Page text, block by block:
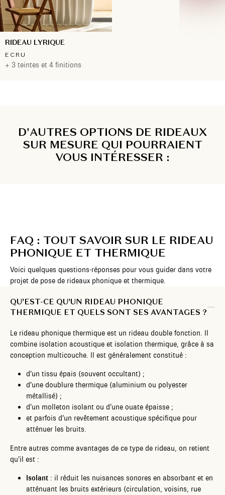
RIDEAU LYRIQUE
ECRU
+ 3 teintes et 4 finitions
D'AUTRES OPTIONS DE RIDEAUX
SUR MESURE QUI POURRAIENT
VOUS INTÉRESSER :
FAQ : TOUT SAVOIR SUR LE RIDEAU
PHONIQUE ET THERMIQUE
Voici quelques questions-réponses pour vous guider dans votre
projet de pose de rideaux phonique et thermique.
QU’EST-CE QU’UN RIDEAU PHONIQUE
THERMIQUE ET QUELS SONT SES AVANTAGES ?
Le rideau phonique thermique est un rideau double fonction. Il
combine isolation acoustique et isolation thermique, grâce à sa
conception multicouche. Il est généralement constitué :
d’un tissu épais (souvent occultant) ;
d’une doublure thermique (aluminium ou polyester
métallisé) ;
d’un molleton isolant ou d’une ouate épaisse ;
et parfois d’un revêtement acoustique spécifique pour
atténuer les bruits.
Entre autres comme avantages de ce type de rideau, on retient
qu’il est :
Isolant : il réduit les nuisances sonores en absorbant et en
atténuant les bruits extérieurs (circulation, voisins, rue